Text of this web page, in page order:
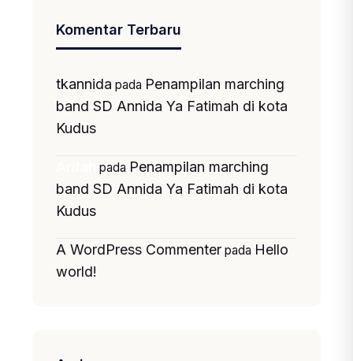
Komentar Terbaru
tkannida pada Penampilan marching
band SD Annida Ya Fatimah di kota
Kudus
pada Penampilan marching
band SD Annida Ya Fatimah di kota
Kudus
A WordPress Commenter pada Hello
world!